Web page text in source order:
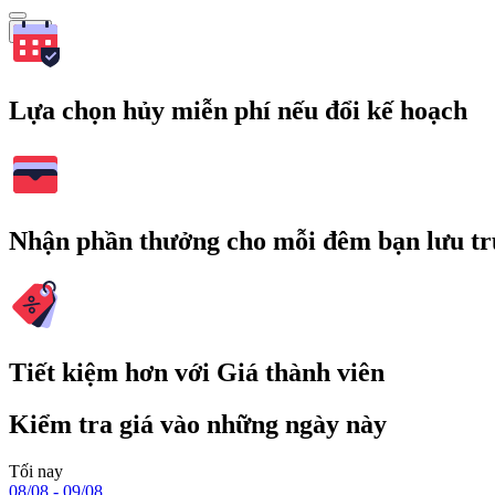
Tìm
Lựa chọn hủy miễn phí nếu đổi kế hoạch
Nhận phần thưởng cho mỗi đêm bạn lưu
Tiết kiệm hơn với Giá thành viên
Kiểm tra giá vào những ngày này
Tối nay